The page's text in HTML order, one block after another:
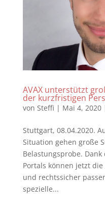
AVAX unterstützt
der kurzfristigen
von Steffi | Mai 4, 2020
Stuttgart, 08.04.2020.
Situation gehen große
Belastungsprobe.
Portals können jetzt
und rechtssicher
spezielle...